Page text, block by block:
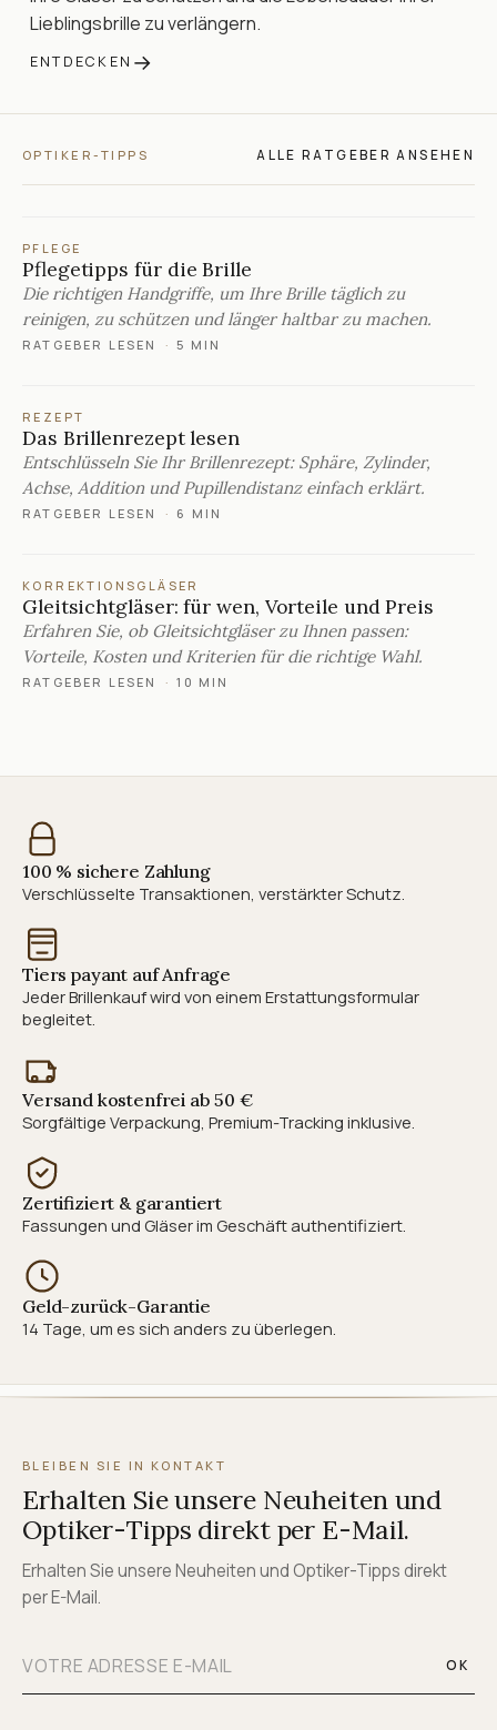
Lieblingsbrille zu verlängern.
ENTDECKEN →
OPTIKER-TIPPS ALLE RATGEBER ANSEHEN
PFLEGE
Pflegetipps für die Brille
Die richtigen Handgriffe, um Ihre Brille täglich zu
reinigen, zu schützen und länger haltbar zu machen.
RATGEBER LESEN · 5 MIN
REZEPT
Das Brillenrezept lesen
Entschlüsseln Sie Ihr Brillenrezept: Sphäre, Zylinder,
Achse, Addition und Pupillendistanz einfach erklärt.
RATGEBER LESEN · 6 MIN
KORREKTIONSGLÄSER
Gleitsichtgläser: für wen, Vorteile und Preis
Erfahren Sie, ob Gleitsichtgläser zu Ihnen passen:
Vorteile, Kosten und Kriterien für die richtige Wahl.
RATGEBER LESEN · 10 MIN
100 % sichere Zahlung
Verschlüsselte Transaktionen, verstärkter Schutz.
Tiers payant auf Anfrage
Jeder Brillenkauf wird von einem Erstattungsformular
begleitet.
Versand kostenfrei ab 50 €
Sorgfältige Verpackung, Premium-Tracking inklusive.
Zertifiziert & garantiert
Fassungen und Gläser im Geschäft authentifiziert.
Geld-zurück-Garantie
14 Tage, um es sich anders zu überlegen.
BLEIBEN SIE IN KONTAKT
Erhalten Sie unsere Neuheiten und
Optiker-Tipps direkt per E-Mail.
Erhalten Sie unsere Neuheiten und Optiker-Tipps direkt
per E-Mail.
OK